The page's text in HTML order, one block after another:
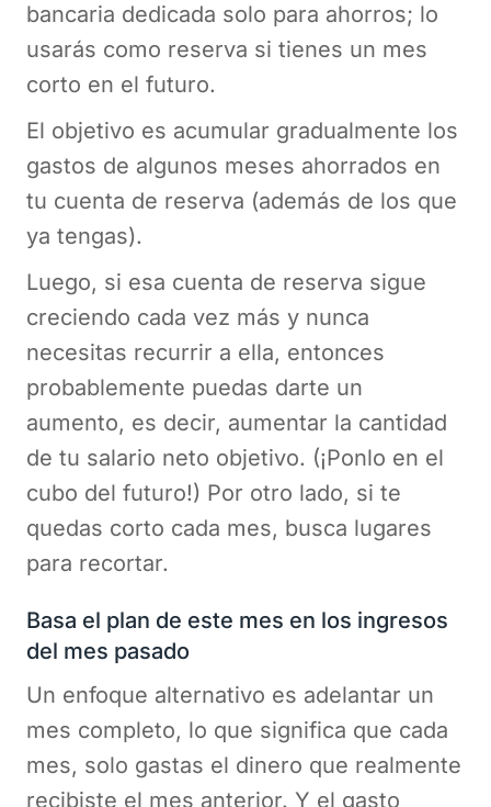
bancaria dedicada solo para ahorros; lo
usarás como reserva si tienes un mes
corto en el futuro.
El objetivo es acumular gradualmente los
gastos de algunos meses ahorrados en
tu cuenta de reserva (además de los que
ya tengas).
Luego, si esa cuenta de reserva sigue
creciendo cada vez más y nunca
necesitas recurrir a ella, entonces
probablemente puedas darte un
aumento, es decir, aumentar la cantidad
de tu salario neto objetivo. (¡Ponlo en el
cubo del futuro!) Por otro lado, si te
quedas corto cada mes, busca lugares
para recortar.
Basa el plan de este mes en los ingresos
del mes pasado
Un enfoque alternativo es adelantar un
mes completo, lo que significa que cada
mes, solo gastas el dinero que realmente
recibiste el mes anterior. Y el gasto